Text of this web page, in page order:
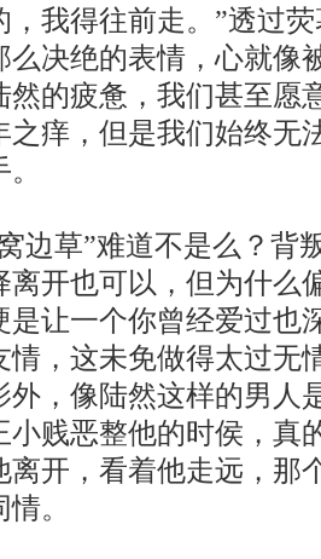
，我得往前走。”透过
么决绝的表情，心就像
然的疲惫，我们甚至愿
之痒，但是我们始终无
草”难道不是么？背
离开也可以，但为什么
是让一个你曾经爱过也
情，这未免做得太过无
外，像陆然这样的男人
小贱恶整他的时侯，真
离开，看着他走远，那
。